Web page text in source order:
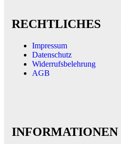
RECHTLICHES
Impressum
Datenschutz
Widerrufsbelehrung
AGB
INFORMATIONEN